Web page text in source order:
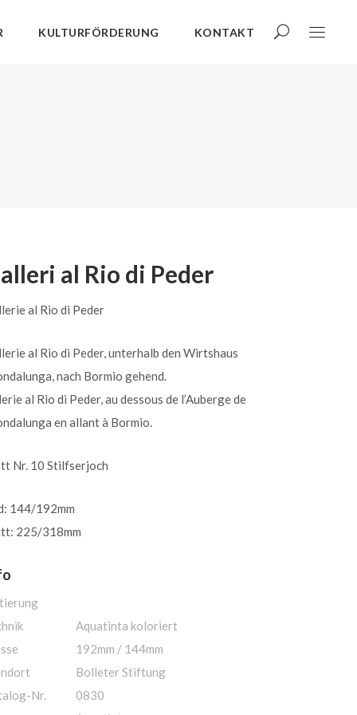
KULTURFÖRDERUNG KONTAKT
al Rio di Peder
al Rio di Peder
al Rio di Peder, unterhalb den Wirtshaus
nach Bormio gehend.
al Rio di Peder, au dessous de l’Auberge de
en allant à Bormio.
Nr. 10 Stilfserjoch
144/192mm
225/318mm
Aquatinta koloriert
192mm / 144mm
Bolleter Stiftung
Nr.
0830